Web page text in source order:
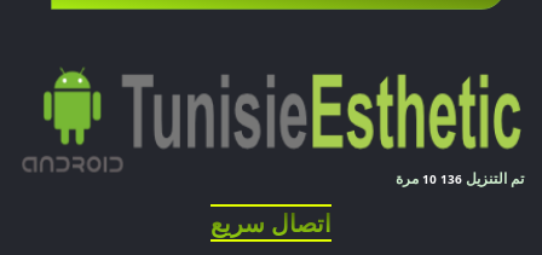
تم التنزيل 10 136 مرة
اتصال سريع